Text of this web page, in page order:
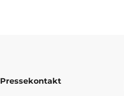
Pressekontakt